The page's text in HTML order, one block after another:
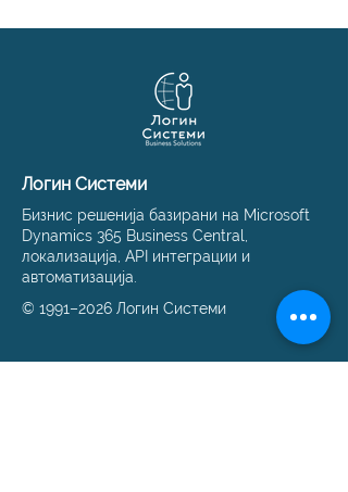
Логин Системи
Бизнис решенија базирани на Microsoft
Dynamics 365 Business Central,
локализација, API интеграции и
автоматизација.
© 1991–2026 Логин Системи